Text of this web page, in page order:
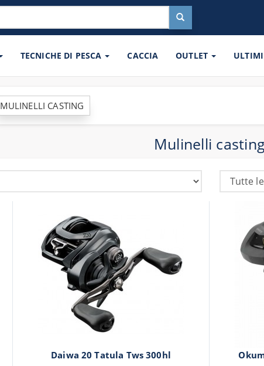
TECNICHE DI PESCA CACCIA OUTLET
MULINELLI CASTING
Mulinelli casting
Daiwa 20 Tatula Tws 300hl